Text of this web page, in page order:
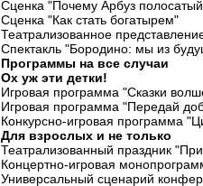
Сценка "Почему Арбуз
Сценка "Как стать богатырем"
Театрализованное
Спектакль "Бородино: мы из
Программы на все случаи
Ох уж эти детки!
Игровая программа "Сказки
Игровая программа "Передай
Конкурсно-игровая программа
Для взрослых и не только
Театрализованный праздник
Концертно-игровая
Универсальный сценарий